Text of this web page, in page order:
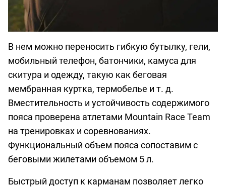
В нем можно переносить гибкую бутылку, гели,
мобильный телефон, батончики, камуса для
скитура и одежду, такую ​​как беговая
мембранная куртка, термобелье и т. д.
Вместительность и устойчивость содержимого
пояса проверена атлетами Mountain Race Team
на тренировках и соревнованиях.
Функциональный объем пояса сопоставим с
беговыми жилетами объемом 5 л.
Быстрый доступ к карманам позволяет легко